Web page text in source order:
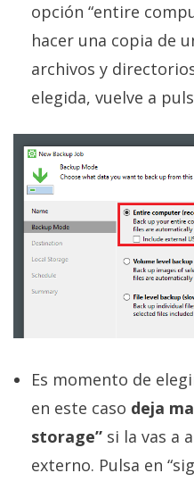
opción “entire
hacer una copia de
archivos y
elegida, vuelve a
Es momento de
en este caso deja
storage” si la vas a
externo. Pulsa en